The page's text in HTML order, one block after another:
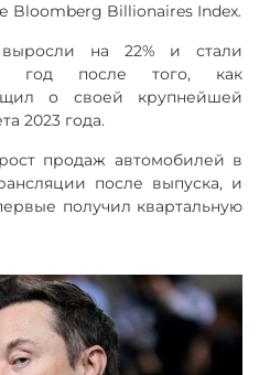
Bloomberg Billionaires Index.
на 22% и стали
год после того, как
о своей крупнейшей
2023 года.
продаж автомобилей в
после выпуска, и
получил квартальную